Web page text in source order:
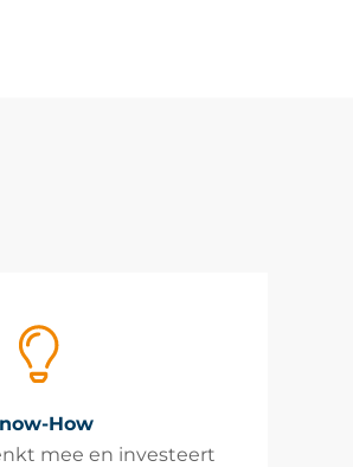
How
mee en investeert